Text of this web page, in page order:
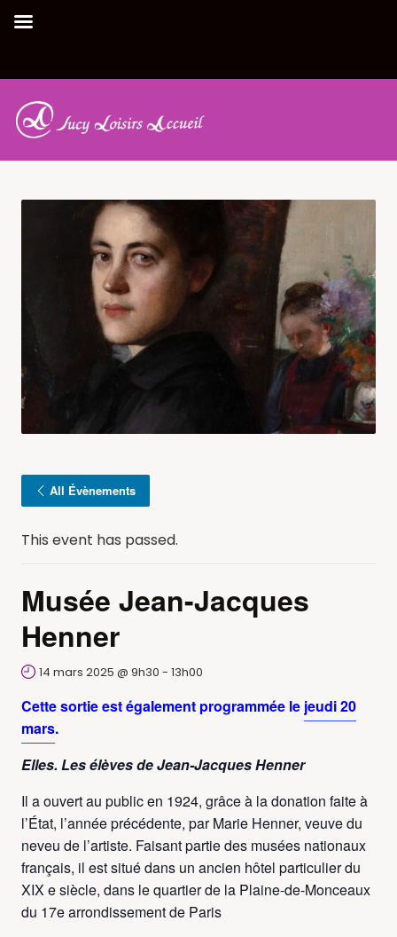
All Évènements
This event has passed.
Musée Jean-Jacques
Henner
14 mars 2025 @ 9h30 - 13h00
Cette sortie est également programmée le jeudi 20
mars.
Elles. Les élèves de Jean-Jacques Henner
Il a ouvert au public en 1924, grâce à la donation faite à
l’État, l’année précédente, par Marie Henner, veuve du
neveu de l’artiste. Faisant partie des musées nationaux
français, il est situé dans un ancien hôtel particulier du
XIX e siècle, dans le quartier de la Plaine-de-Monceaux
du 17e arrondissement de Paris